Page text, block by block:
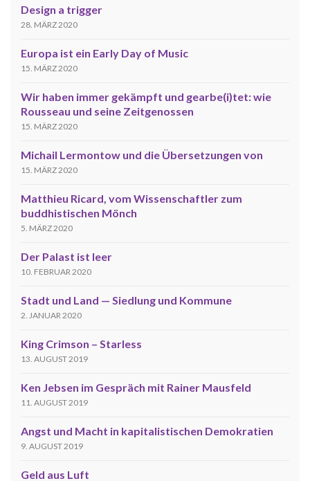
Design a trigger
28. MÄRZ 2020
Europa ist ein Early Day of Music
15. MÄRZ 2020
Wir haben immer gekämpft und gearbe(i)tet: wie
Rousseau und seine Zeitgenossen
15. MÄRZ 2020
Michail Lermontow und die Übersetzungen von
15. MÄRZ 2020
Matthieu Ricard, vom Wissenschaftler zum
buddhistischen Mönch
5. MÄRZ 2020
Der Palast ist leer
10. FEBRUAR 2020
Stadt und Land — Siedlung und Kommune
2. JANUAR 2020
King Crimson – Starless
13. AUGUST 2019
Ken Jebsen im Gespräch mit Rainer Mausfeld
11. AUGUST 2019
Angst und Macht in kapitalistischen Demokratien
9. AUGUST 2019
Geld aus Luft